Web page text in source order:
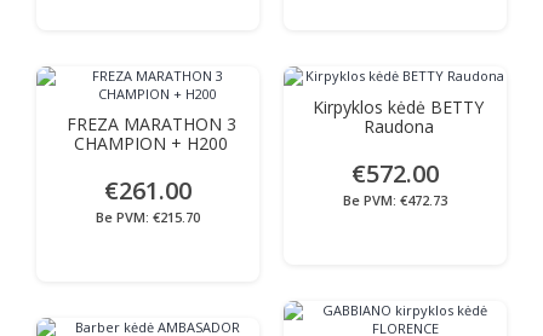
FREZA MARATHON 3
CHAMPION + H200
€261.00
Be PVM: €215.70
Kirpyklos kėdė BETTY
Raudona
€572.00
Be PVM: €472.73